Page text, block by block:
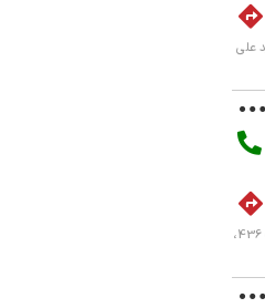
خیابان شهید علی
تهران، بریانک، خیابان خوش، خیابان شهید داود محبوب مجاز، پلاک 436،